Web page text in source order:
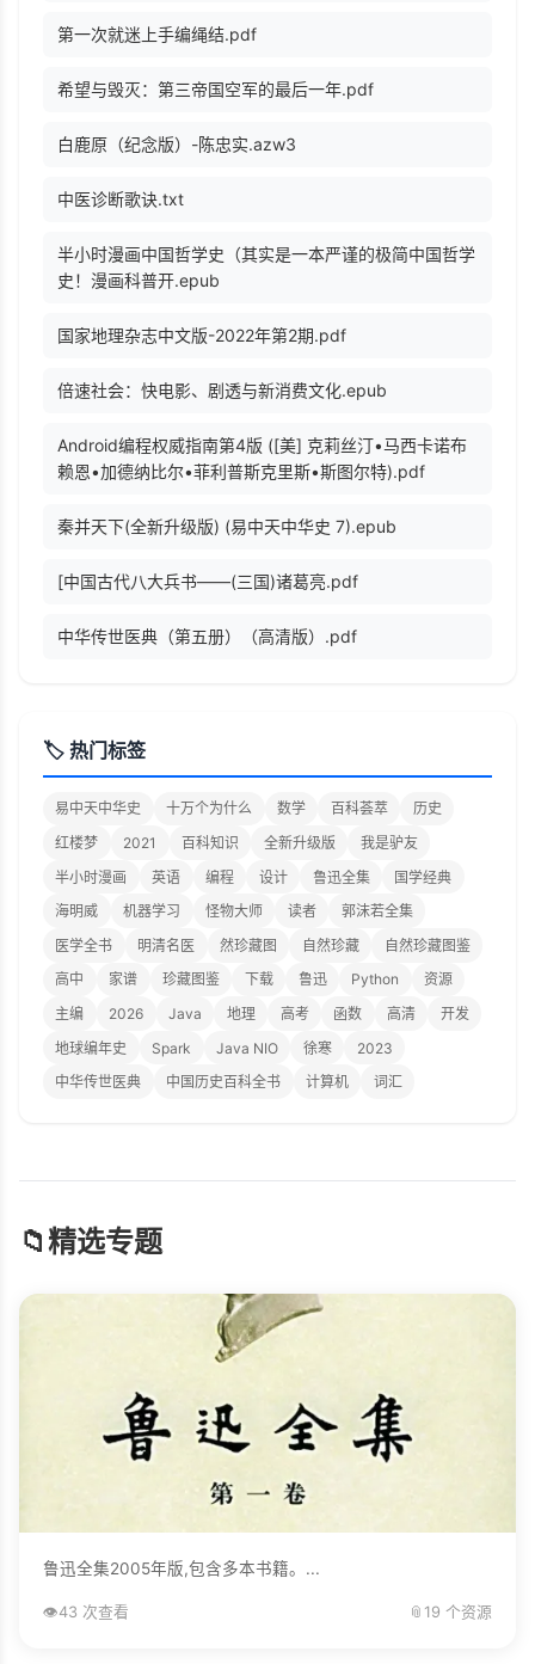
第一次就迷上手编绳结.pdf
希望与毁灭：第三帝国空军的最后一年.pdf
白鹿原（纪念版）-陈忠实.azw3
中医诊断歌诀.txt
半小时漫画中国哲学史（其实是一本严谨的极简中国哲学
史！漫画科普开.epub
国家地理杂志中文版-2022年第2期.pdf
倍速社会：快电影、剧透与新消费文化.epub
Android编程权威指南第4版 ([美] 克莉丝汀•马西卡诺布
赖恩•加德纳比尔•菲利普斯克里斯•斯图尔特).pdf
秦并天下(全新升级版) (易中天中华史 7).epub
[中国古代八大兵书——(三国)诸葛亮.pdf
中华传世医典（第五册）（高清版）.pdf
🏷️ 热门标签
易中天中华史 十万个为什么 数学 百科荟萃
历史
红楼梦
2021 百科知识 全新升级版
我是驴友
半小时漫画
英语 编程 设计 鲁迅全集
国学经典
海明威
机器学习 怪物大师 读者
郭沫若全集
医学全书
明清名医 然珍藏图 自然珍藏
自然珍藏图鉴
高中
家谱 珍藏图鉴 下载 鲁迅 Python
资源
主编
2026 Java 地理 高考 函数 高清
开发
地球编年史
Spark Java NIO 徐寒
2023
中华传世医典
中国历史百科全书 计算机 词汇
📁精选专题
鲁迅全集2005年版,包含多本书籍。...
👁️43 次查看 📎 19 个资源